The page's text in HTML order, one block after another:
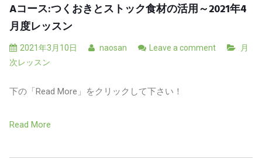
Aコース:つくおきとストック食材の活用～2021年4
月度レッスン
2021年3月10日 naosan Leave a comment
月
次レッスン
下の「Read More」をクリックして下さい！
Read More